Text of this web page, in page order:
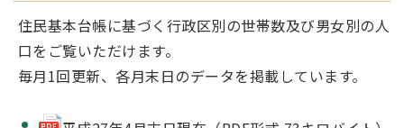
住民基本台帳に基づく行政区別の世帯数及び男女別の人
口をご覧いただけます。
毎月1回更新、各月末日のデータを掲載しています。